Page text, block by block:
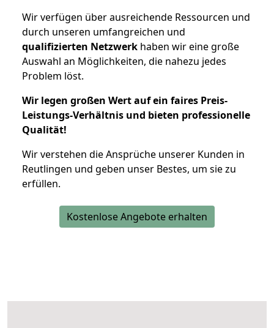
Wir verfügen über ausreichende Ressourcen und
durch unseren umfangreichen und
qualifizierten Netzwerk haben wir eine große
Auswahl an Möglichkeiten, die nahezu jedes
Problem löst.
Wir legen großen Wert auf ein faires Preis-
Leistungs-Verhältnis und bieten professionelle
Qualität!
Wir verstehen die Ansprüche unserer Kunden in
Reutlingen und geben unser Bestes, um sie zu
erfüllen.
Kostenlose Angebote erhalten